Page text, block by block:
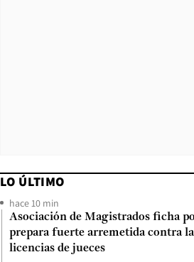
LO ÚLTIMO
hace 10 min
Asociación de Magistrados ficha
prepara fuerte arremetida contra
licencias de jueces